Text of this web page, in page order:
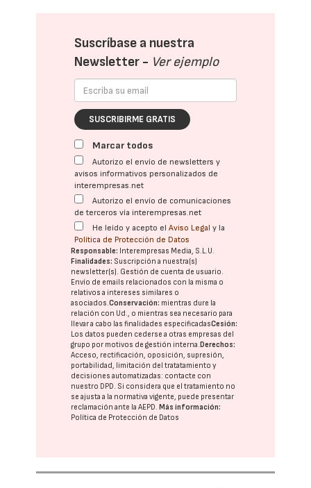
Suscríbase a nuestra
Newsletter - Ver ejemplo
SUSCRIBIRME GRATIS
Marcar todos
Autorizo el envío de newsletters y
avisos informativos personalizados de
interempresas.net
Autorizo el envío de comunicaciones
de terceros vía interempresas.net
He leído y acepto elAviso Legal y la
Política de Protección de Datos
Responsable: Interempresas Media, S.L.U.
Finalidades: Suscripción a nuestra(s)
newsletter(s). Gestión de cuenta de usuario.
Envío de emails relacionados con la misma o
relativos a intereses similares o
asociados.Conservación: mientras dure la
relación con Ud., o mientras sea necesario para
llevar a cabo las finalidades especificadasCesión:
Los datos pueden cederse a otras empresas del
grupo por motivos de gestión interna. Derechos:
Acceso, rectificación, oposición, supresión,
portabilidad, limitación del tratatamiento y
decisiones automatizadas: contacte con
nuestro DPD. Si considera que el tratamiento no
se ajusta a la normativa vigente, puede presentar
reclamación ante laAEPD. Más información:
Política de Protección de Datos